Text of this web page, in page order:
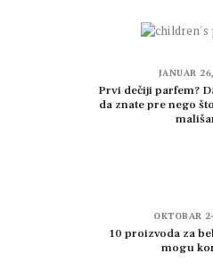
JANUAR
Prvi dečiji parfem?
da znate pre nego
OKTOBAR
10 proizvoda za
mogu